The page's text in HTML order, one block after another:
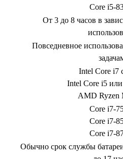
Core i5-
От 3 до 8 часов в
Повседневное
Intel Core i7
Intel Core i5
AMD Ryzen
Core i7-
Core i7-
Core i7-
Обычно срок службы